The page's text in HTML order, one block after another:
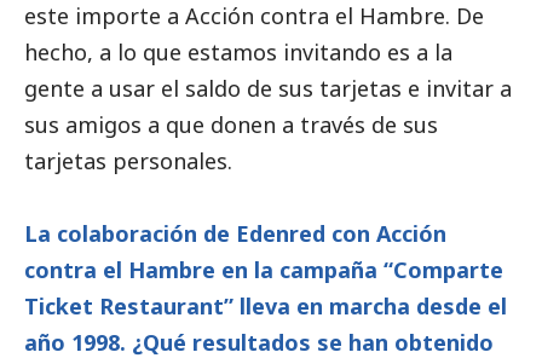
este importe a Acción contra el Hambre. De
hecho, a lo que estamos invitando es a la
gente a usar el saldo de sus tarjetas e invitar a
sus amigos a que donen a través de sus
tarjetas personales.
La colaboración de Edenred con Acción
contra el Hambre en la campaña “Comparte
Ticket Restaurant” lleva en marcha desde el
año 1998. ¿Qué resultados se han obtenido